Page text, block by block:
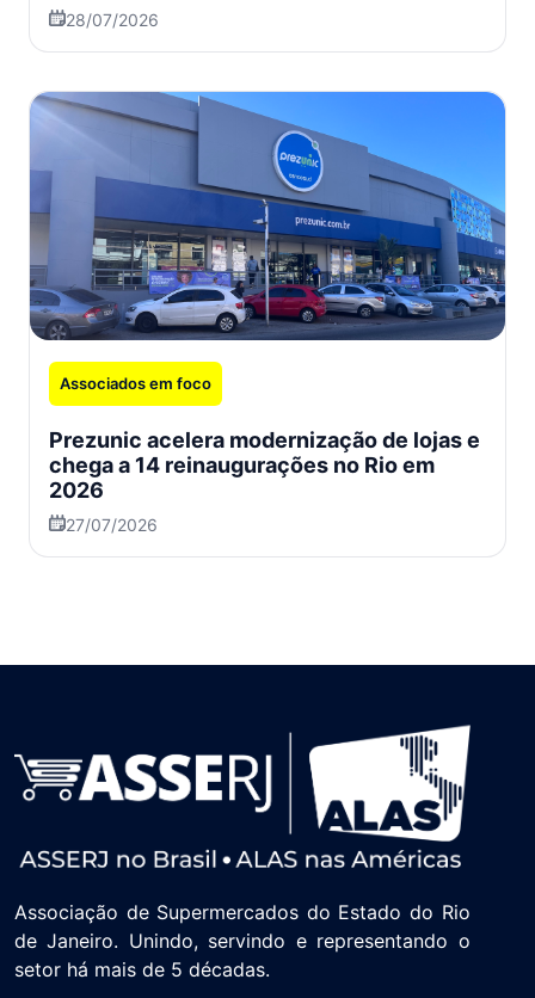
28/07/2026
Associados em foco
Prezunic acelera modernização de lojas e
chega a 14 reinaugurações no Rio em
2026
27/07/2026
Associação de Supermercados do Estado do Rio
de Janeiro. Unindo, servindo e representando o
setor há mais de 5 décadas.